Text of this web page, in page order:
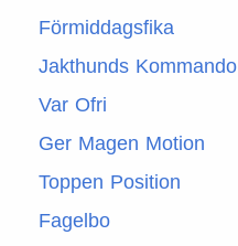
Förmiddagsfika
Jakthunds Kommando
Var Ofri
Ger Magen Motion
Toppen Position
Fagelbo